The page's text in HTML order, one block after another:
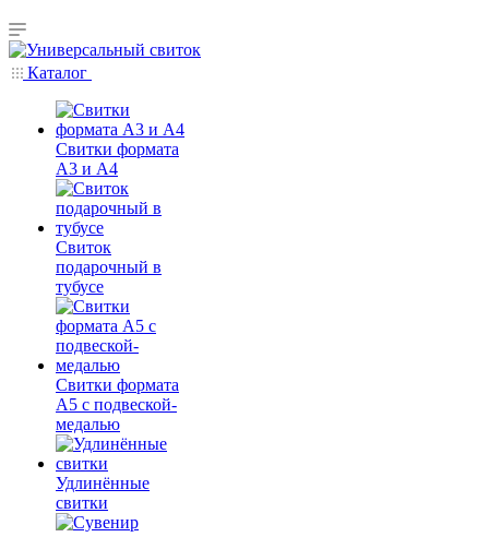
Каталог
Свитки формата
А3 и А4
Свиток
подарочный в
тубусе
Свитки формата
А5 с подвеской-
медалью
Удлинённые
свитки